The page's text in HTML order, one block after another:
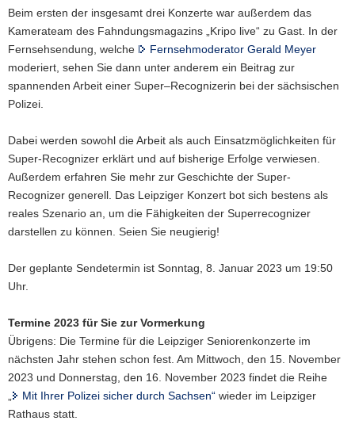
Beim ersten der insgesamt drei Konzerte war außerdem das
Kamerateam des Fahndungsmagazins „Kripo live“ zu Gast. In der
Fernsehsendung, welche
Fernsehmoderator Gerald Meyer
moderiert, sehen Sie dann unter anderem ein Beitrag zur
spannenden Arbeit einer Super–Recognizerin bei der sächsischen
Polizei.
Dabei werden sowohl die Arbeit als auch Einsatzmöglichkeiten für
Super-Recognizer erklärt und auf bisherige Erfolge verwiesen.
Außerdem erfahren Sie mehr zur Geschichte der Super-
Recognizer generell. Das Leipziger Konzert bot sich bestens als
reales Szenario an, um die Fähigkeiten der Superrecognizer
darstellen zu können. Seien Sie neugierig!
Der geplante Sendetermin ist Sonntag, 8. Januar 2023 um 19:50
Uhr.
Termine 2023 für Sie zur Vormerkung
Übrigens: Die Termine für die Leipziger Seniorenkonzerte im
nächsten Jahr stehen schon fest. Am Mittwoch, den 15. November
2023 und Donnerstag, den 16. November 2023 findet die Reihe
Mit Ihrer Polizei sicher durch Sachsen“ wieder im Leipziger
Rathaus statt.